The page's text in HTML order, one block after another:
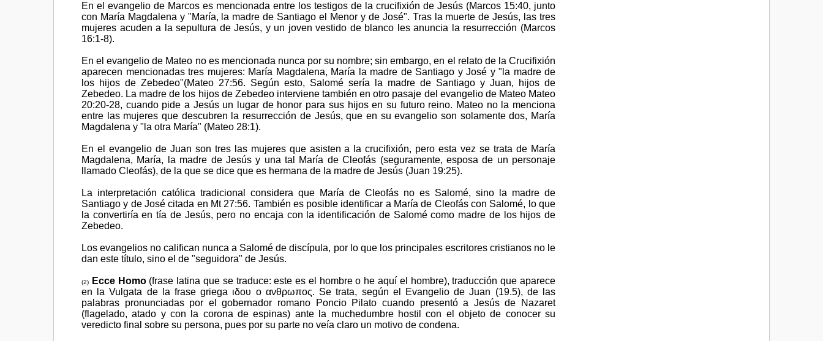
En el evangelio de Marcos es mencionada entre los testigos de la crucifixión de Jesús (Marcos 15:40, junto
con María Magdalena y "María, la madre de Santiago el Menor y de José". Tras la muerte de Jesús, las tres
mujeres acuden a la sepultura de Jesús, y un joven vestido de blanco les anuncia la resurrección (Marcos
16:1-8).
En el evangelio de Mateo no es mencionada nunca por su nombre; sin embargo, en el relato de la Crucifixión
aparecen mencionadas tres mujeres: María Magdalena, María la madre de Santiago y José y "la madre de
los hijos de Zebedeo"(Mateo 27:56. Según esto, Salomé sería la madre de Santiago y Juan, hijos de
Zebedeo. La madre de los hijos de Zebedeo interviene también en otro pasaje del evangelio de Mateo Mateo
20:20-28, cuando pide a Jesús un lugar de honor para sus hijos en su futuro reino. Mateo no la menciona
entre las mujeres que descubren la resurrección de Jesús, que en su evangelio son solamente dos, María
Magdalena y "la otra María" (Mateo 28:1).
En el evangelio de Juan son tres las mujeres que asisten a la crucifixión, pero esta vez se trata de María
Magdalena, María, la madre de Jesús y una tal María de Cleofás (seguramente, esposa de un personaje
llamado Cleofás), de la que se dice que es hermana de la madre de Jesús (Juan 19:25).
La interpretación católica tradicional considera que María de Cleofás no es Salomé, sino la madre de
Santiago y de José citada en Mt 27:56. También es posible identificar a María de Cleofás con Salomé, lo que
la convertiría en tía de Jesús, pero no encaja con la identificación de Salomé como madre de los hijos de
Zebedeo.
Los evangelios no califican nunca a Salomé de discípula, por lo que los principales escritores cristianos no le
dan este título, sino el de "seguidora" de Jesús.
(2) Ecce Homo(frase latina que se traduce: este es el hombre o he aquí el hombre), traducción que aparece
en la Vulgata de la frase griega ιδου ο ανθρωπος. Se trata, según el Evangelio de Juan (19.5), de las
palabras pronunciadas por el gobernador romano Poncio Pilato cuando presentó a Jesús de Nazaret
(flagelado, atado y con la corona de espinas) ante la muchedumbre hostil con el objeto de conocer su
veredicto final sobre su persona, pues por su parte no veía claro un motivo de condena.